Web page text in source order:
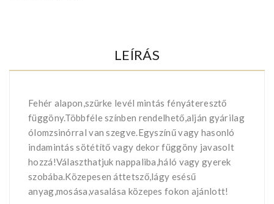
LEÍRÁS
Fehér alapon,szürke levél mintás fényáteresztő
függöny.Többféle színben rendelhető,alján gyárilag
ólomzsinórral van szegve.Egyszínű vagy hasonló
indamintás sötétítő vagy dekor függöny javasolt
hozzá!Választhatjuk nappaliba,háló vagy gyerek
szobába.Közepesen áttetsző,lágy esésű
anyag,mosása,vasalása közepes fokon ajánlott!